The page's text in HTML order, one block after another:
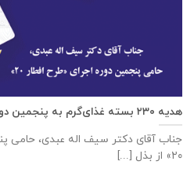
هدیه ۲۳۰ بسته غذای‌گرم به پنجمین دوره اجرای، طرح افطار ۲۰
جناب آقای دکتر سیف اله عبدی، حامی
۲۰» از بذل [...]